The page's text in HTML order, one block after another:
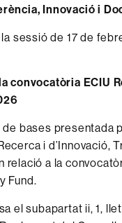
Innovació i
la sessió de 17 de
convocatòria ECIU
bases presentada
i d’Innovació,
relació a la
Fund.
el subapartat ii, 1,